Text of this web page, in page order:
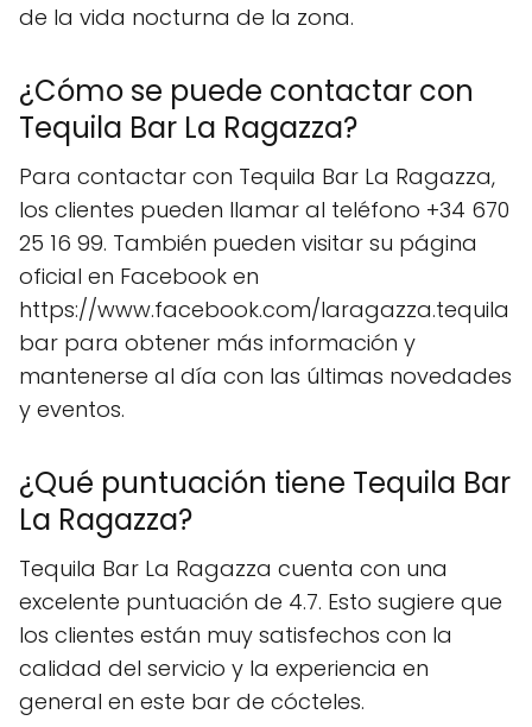
de la vida nocturna de la zona.
¿Cómo se puede contactar con
Tequila Bar La Ragazza?
Para contactar con Tequila Bar La Ragazza,
los clientes pueden llamar al teléfono +34 670
25 16 99. También pueden visitar su página
oficial en Facebook en
https://www.facebook.com/laragazza.tequila
bar para obtener más información y
mantenerse al día con las últimas novedades
y eventos.
¿Qué puntuación tiene Tequila Bar
La Ragazza?
Tequila Bar La Ragazza cuenta con una
excelente puntuación de 4.7. Esto sugiere que
los clientes están muy satisfechos con la
calidad del servicio y la experiencia en
general en este bar de cócteles.